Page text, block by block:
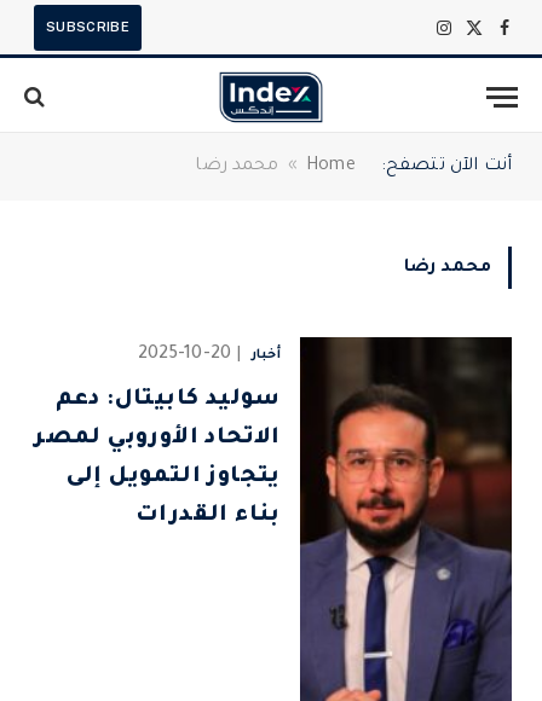
فيسبوك
X
الانستغرام
SUBSCRIBE
أنت الآن تتصفح: Home
» محمد رضا
محمد رضا
أخبار 2025-10-20
سوليد كابيتال: دعم
الاتحاد الأوروبي لمصر
يتجاوز التمويل إلى
بناء القدرات